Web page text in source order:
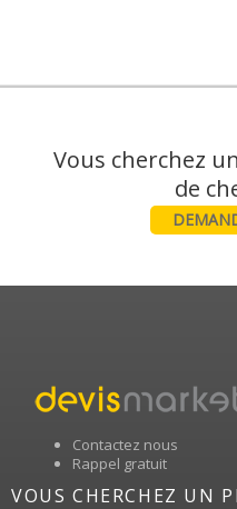
Vous cherchez
Contactez nous
Rappel gratuit
VOUS CHERCHEZ UN